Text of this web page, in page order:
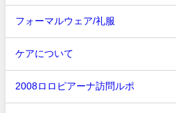
フォーマルウェア/礼服
ケアについて
2008ロロピアーナ訪問ルポ